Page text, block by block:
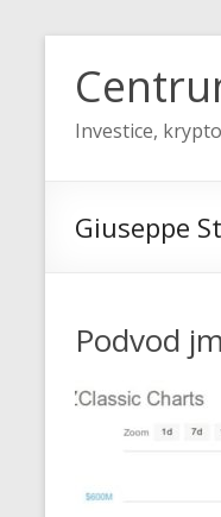
Investice,
Giuseppe
Podvod